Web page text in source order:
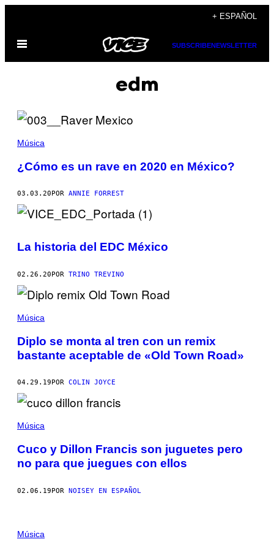
contenido
+ ESPAÑOL
Abrir
SUBSCRIBENEWSLETTER
edm
Música
¿Cómo es un rave en 2020 en México?
03.03.20 POR ANNIE FORREST
La historia del EDC México
02.26.20POR TRINO TREVINO
Música
Diplo se monta al tren con un remix
bastante aceptable de «Old Town Road»
04.29.19 POR COLIN JOYCE
Música
Cuco y Dillon Francis son juguetes pero
no para que juegues con ellos
02.06.19POR NOISEY EN ESPAÑOL
Música